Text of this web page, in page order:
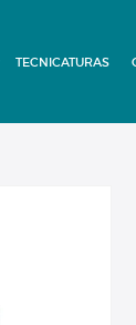
TECNICATURAS